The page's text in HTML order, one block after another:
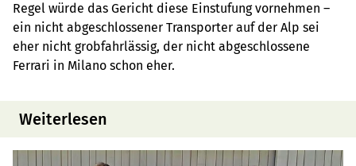
Regel würde das Gericht diese Einstufung vornehmen –
ein nicht abgeschlossener Transporter auf der Alp sei
eher nicht grobfahrlässig, der nicht abgeschlossene
Ferrari in Milano schon eher.
Weiterlesen